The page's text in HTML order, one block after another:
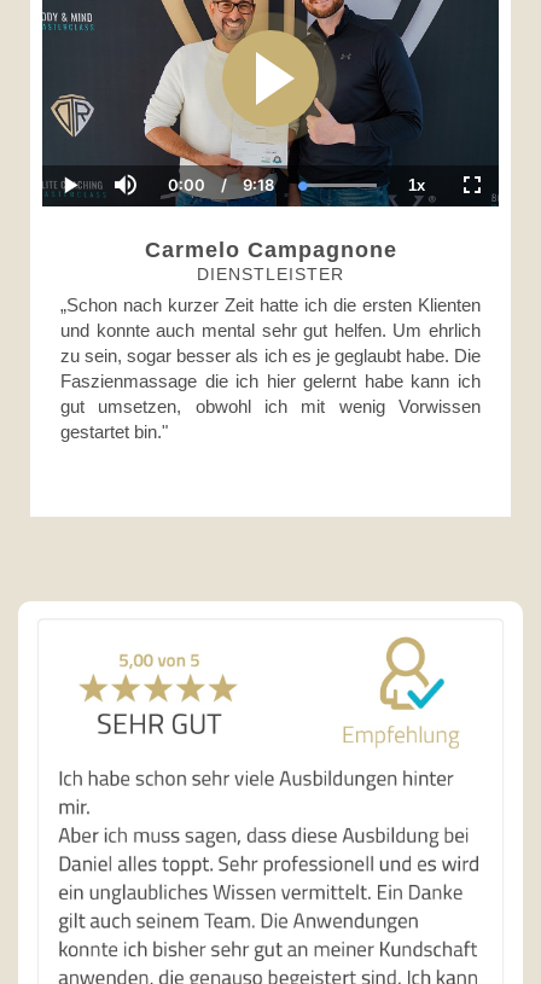
Play Mute
Current
Time
0:00 / Duration
9:18 Loaded:
100.00%
1xPlayback
Rate
Carmelo Campagnone
DIENSTLEISTER
„Schon nach kurzer Zeit hatte ich die ersten Klienten
und konnte auch mental sehr gut helfen. Um ehrlich
zu sein, sogar besser als ich es je geglaubt habe. Die
Faszienmassage die ich hier gelernt habe kann ich
gut umsetzen, obwohl ich mit wenig Vorwissen
gestartet bin."